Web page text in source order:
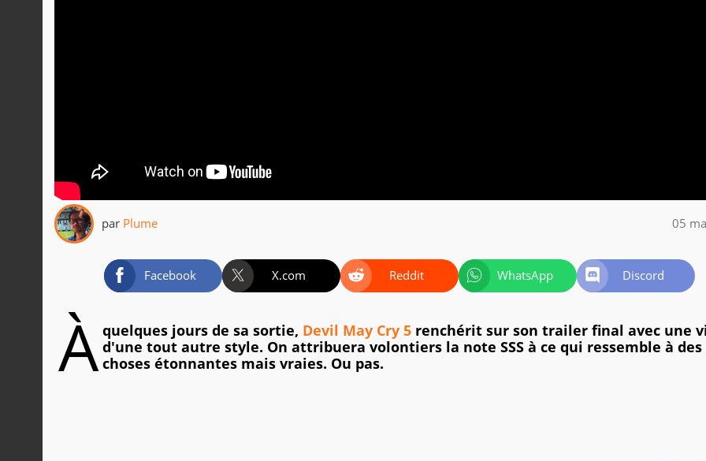
par Plume 05
Facebook X.com Reddit WhatsApp Discord
À quelques jours de sa sortie, Devil May Cry 5 renchérit sur son trailer final avec une
d'une tout autre style. On attribuera volontiers la note SSS à ce qui ressemble à des
choses étonnantes mais vraies. Ou pas.